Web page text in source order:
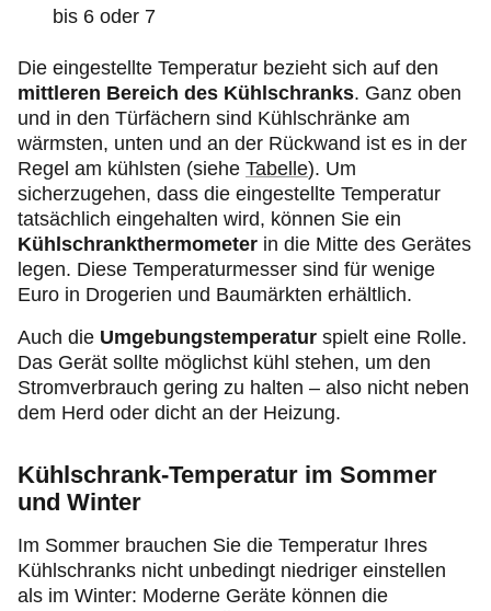
bis 6 oder 7
Die eingestellte Temperatur bezieht sich auf den
mittleren Bereich des Kühlschranks. Ganz oben
und in den Türfächern sind Kühlschränke am
wärmsten, unten und an der Rückwand ist es in der
Regel am kühlsten (siehe Tabelle). Um
sicherzugehen, dass die eingestellte Temperatur
tatsächlich eingehalten wird, können Sie ein
Kühlschrankthermometer in die Mitte des Gerätes
legen. Diese Temperaturmesser sind für wenige
Euro in Drogerien und Baumärkten erhältlich.
Auch die Umgebungstemperatur spielt eine Rolle.
Das Gerät sollte möglichst kühl stehen, um den
Stromverbrauch gering zu halten – also nicht neben
dem Herd oder dicht an der Heizung.
Kühlschrank-Temperatur im Sommer
und Winter
Im Sommer brauchen Sie die Temperatur Ihres
Kühlschranks nicht unbedingt niedriger einstellen
als im Winter: Moderne Geräte können die